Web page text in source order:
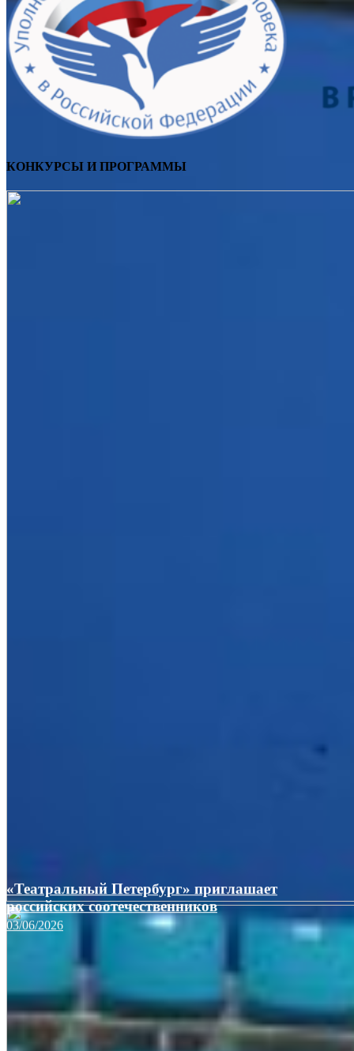
КОНКУРСЫ И ПРОГРАММЫ
«Театральный Петербург» приглашает
российских соотечественников
03/06/2026